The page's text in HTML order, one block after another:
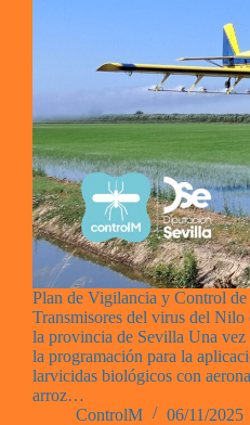
Plan de Vigilancia y Control
Transmisores del virus del
la provincia de Sevilla Una vez
la programación para la
larvicidas biológicos con
arroz…
ControlM
06/11/2025